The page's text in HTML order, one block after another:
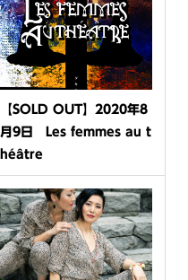
【SOLD OUT】2020年8
月9日 Les femmes au t
héâtre